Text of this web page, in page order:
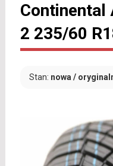
Continental
2 235/60
Stan: nowa /